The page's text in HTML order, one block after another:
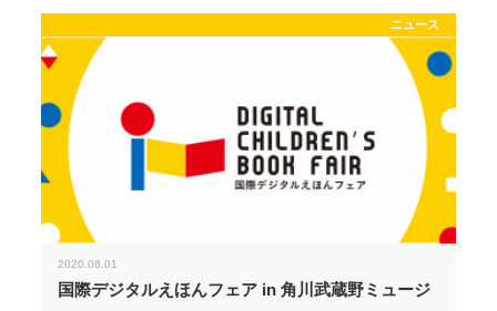
ニュース
2020.08.01
国際デジタルえほんフェア in 角川武蔵野ミュージ